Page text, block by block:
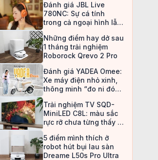
Đánh giá JBL Live
780NC: Sự cá tính
trong cả ngoại hình lẫn
Những điểm hay dở sau
1 tháng trải nghiệm
Roborock Qrevo 2 Pro
Đánh giá YADEA Omee:
Xe máy điện nhỏ xinh,
thông minh “đo ni đóng
Trải nghiệm TV SQD-
MiniLED C8L: màu sắc
rực rỡ chưa từng thấy ở
5 điểm mình thích ở
robot hút bụi lau sàn
Dreame L50s Pro Ultra